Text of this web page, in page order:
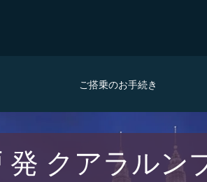
ご搭乗のお手続き
クアラルン